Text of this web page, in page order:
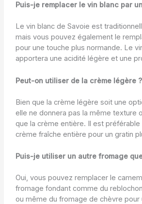
Puis-je remplacer le vin blanc par
Le vin blanc de Savoie est
mais vous pouvez également le
pour une touche plus normande. Le
apportera une acidité légère et une
Peut-on utiliser de la crème légère ?
Bien que la crème légère soit une
elle ne donnera pas la même texture
que la crème entière. Il est préférable
crème fraîche entière pour un gratin
Puis-je utiliser un autre fromage
Oui, vous pouvez remplacer le
fromage fondant comme du
ou même du fromage de chèvre pour